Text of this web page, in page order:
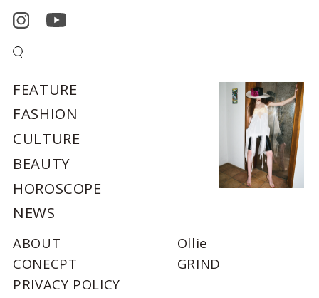
FEATURE
FASHION
CULTURE
BEAUTY
HOROSCOPE
NEWS
ABOUT
CONECPT
PRIVACY POLICY
Ollie
GRIND